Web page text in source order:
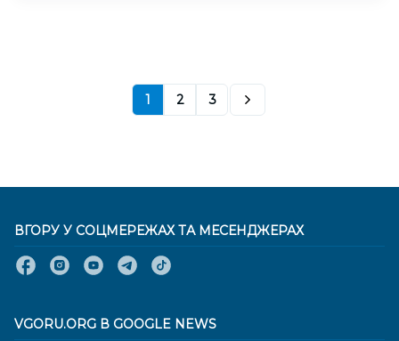
1 2 3
ВГОРУ У СОЦМЕРЕЖАХ ТА МЕСЕНДЖЕРАХ
VGORU.ORG В GOOGLE NEWS